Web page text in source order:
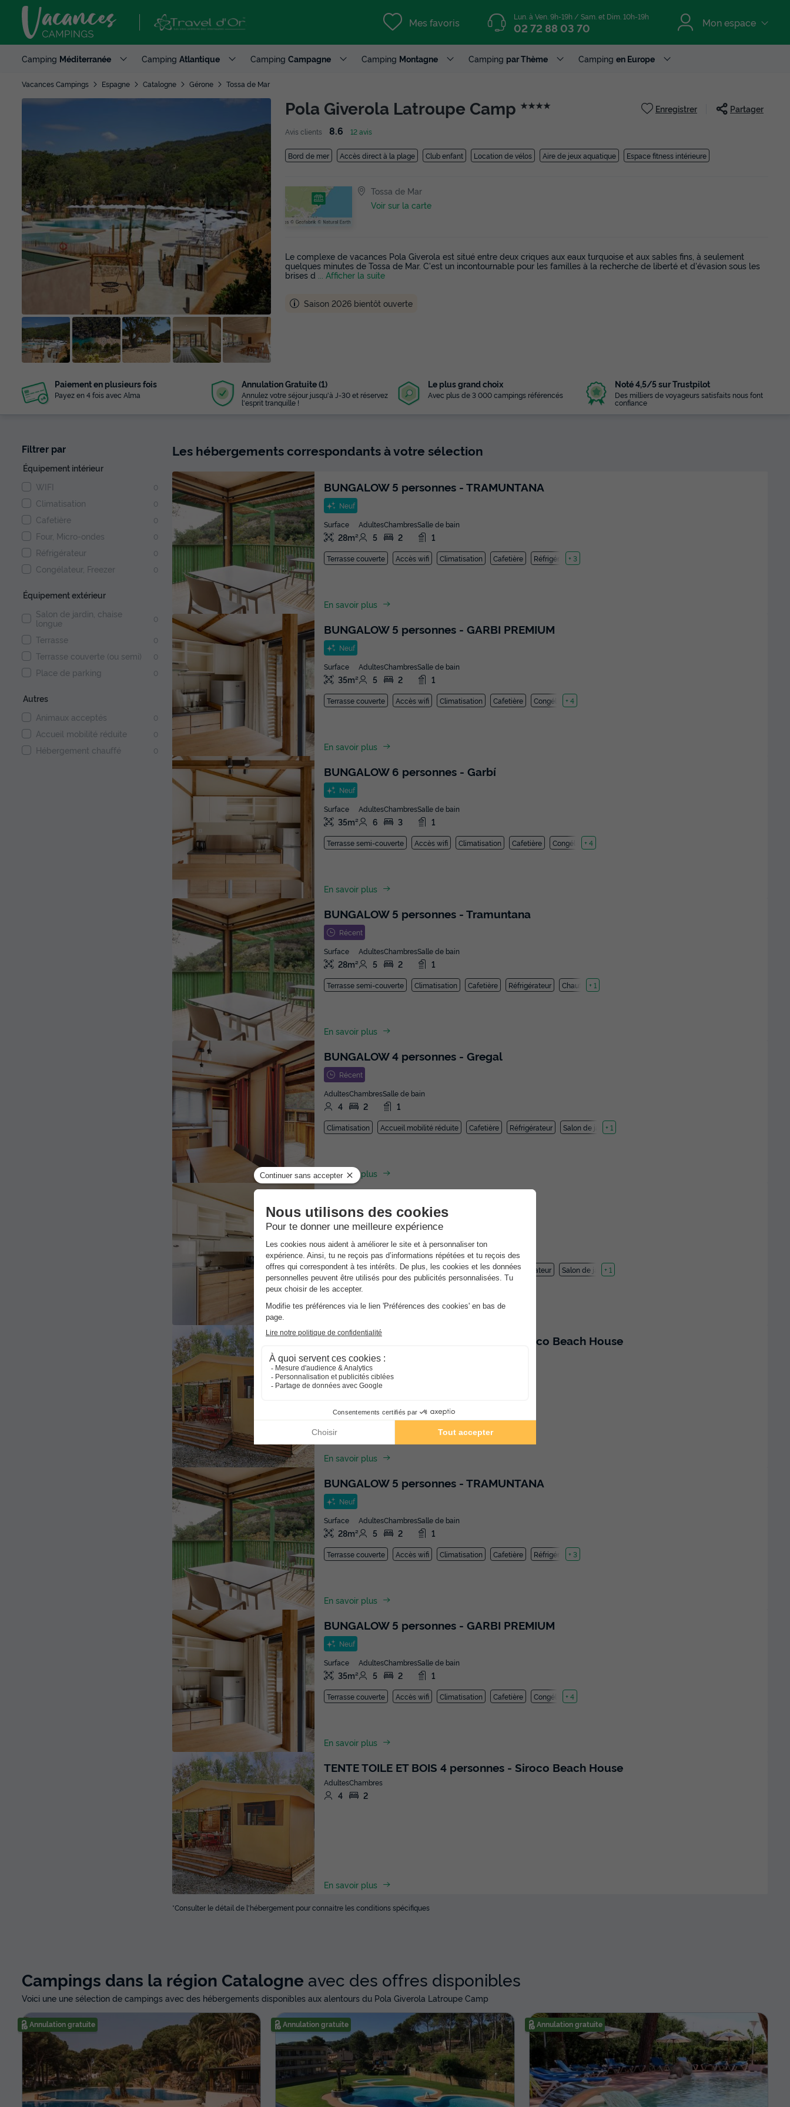
Mes favoris Lun. à Ven. 9h-19h / Sam. et Dim. 10h-19h
02 72 88 03 70 Mon espace
Camping Méditerranée Camping Atlantique Camping Campagne Camping Montagne Camping par Thème Camping en Europe
Vacances Campings Espagne Catalogne Gérone Tossa de Mar
+ 17
photos
Pola Giverola Latroupe Camp ★★★★ Enregistrer Partager
Avis clients 8.6 12 avis
Bord de mer Accès direct à la plage Club enfant Location de vélos Aire de jeux aquatique Espace fitness intérieure
Tossa de Mar
Voir sur la carte
Le complexe de vacances Pola Giverola est situé entre deux criques aux eaux turquoise et aux sables fins, à seulement
quelques minutes de Tossa de Mar. C'est un incontournable pour les familles à la recherche de liberté et d'évasion sous les
brises d
... Afficher la suite
Saison 2026 bientôt ouverte
Paiement en plusieurs fois
Payez en 4 fois avec Alma
Annulation Gratuite (1)
Annulez votre séjour jusqu'à J-30 et réservez
l'esprit tranquille !
Le plus grand choix
Avec plus de 3 000 campings référencés
Noté 4,5/5 sur Trustpilot
Des milliers de voyageurs satisfaits nous font
confiance
Filtrer par
Équipement intérieur
WIFI
0
Climatisation 0
Cafetière 0
Four, Micro-ondes 0
Réfrigérateur 0
Congélateur, Freezer 0
Équipement extérieur
Salon de jardin, chaise
longue
0
Terrasse 0
Terrasse couverte (ou semi) 0
Place de parking 0
Autres
Animaux acceptés
0
Accueil mobilité réduite 0
Hébergement chauffé 0
Les hébergements correspondants à votre sélection
BUNGALOW 5 personnes - TRAMUNTANA
Neuf
Surface
28m²
Adultes
5
Chambres
2
Salle de bain
1
Terrasse couverte Accès wifi Climatisation Cafetière Réfrigérateur
+ 3
En savoir plus
BUNGALOW 5 personnes - GARBI PREMIUM
Neuf
Surface
35m²
Adultes
5
Chambres
2
Salle de bain
1
Terrasse couverte Accès wifi Climatisation Cafetière Congélateur
+ 4
En savoir plus
BUNGALOW 6 personnes - Garbí
Neuf
Surface
35m²
Adultes
6
Chambres
3
Salle de bain
1
Terrasse semi-couverte Accès wifi Climatisation Cafetière Congélateur
+ 4
En savoir plus
BUNGALOW 5 personnes - Tramuntana
Récent
Surface
28m²
Adultes
5
Chambres
2
Salle de bain
1
Terrasse semi-couverte Climatisation Cafetière Réfrigérateur Chauffage
+ 1
En savoir plus
BUNGALOW 4 personnes - Gregal
Récent
Adultes
4
Chambres
2
Salle de bain
1
Climatisation Accueil mobilité réduite Cafetière Réfrigérateur Salon de jardin
+ 1
En savoir plus
Neuf
6 3
Salle de bain
1
Terrasse semi-couverte Climatisation Cafetière Réfrigérateur Salon de jardin
+ 1
TENTE TOILE ET BOIS 4 personnes - Siroco Beach House
Adultes
4
Chambres
2
En savoir plus
BUNGALOW 5 personnes - TRAMUNTANA
Neuf
Surface
28m²
Adultes
5
Chambres
2
Salle de bain
1
Terrasse couverte Accès wifi Climatisation Cafetière Réfrigérateur
+ 3
En savoir plus
BUNGALOW 5 personnes - GARBI PREMIUM
Neuf
Surface
35m²
Adultes
5
Chambres
2
Salle de bain
1
Terrasse couverte Accès wifi Climatisation Cafetière Congélateur
+ 4
En savoir plus
TENTE TOILE ET BOIS 4 personnes - Siroco Beach House
Adultes
4
Chambres
2
En savoir plus
*Consulter le détail de l'hébergement pour connaitre les conditions spécifiques
Campings dans la région Catalogne avec des offres disponibles
Voici une une sélection de campings avec des hébergements disponibles aux alentours du Pola Giverola Latroupe Camp
Annulation gratuite Annulation gratuite Annulation gratuite